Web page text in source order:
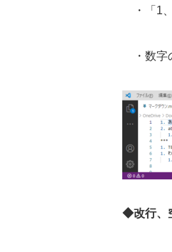
・「 1
・数字
◆改行、